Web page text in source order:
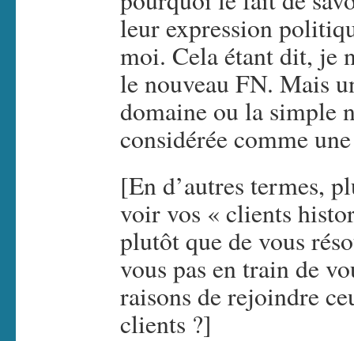
leur expression
moi. Cela étant dit, je
le nouveau FN. Mais
domaine ou la simple
considérée comme
[En d’autres termes,
voir vos « clients
plutôt que de vous
vous pas en train de
raisons de rejoindre
clients ?]